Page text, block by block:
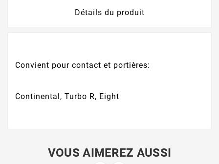
Détails du produit
Convient pour contact et portières:
Continental, Turbo R, Eight
VOUS AIMEREZ AUSSI